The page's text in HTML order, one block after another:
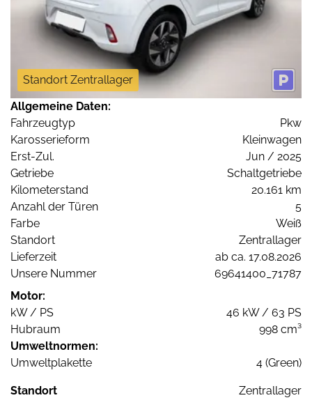
Standort Zentrallager
Allgemeine Daten:
Fahrzeugtyp
Pkw
Karosserieform
Kleinwagen
Erst-Zul.
Jun / 2025
Getriebe
Schaltgetriebe
Kilometerstand
20.161 km
Anzahl der Türen
5
Farbe
Weiß
Standort
Zentrallager
Lieferzeit
ab ca. 17.08.2026
Unsere Nummer
69641400_71787
Motor:
kW / PS
46 kW / 63 PS
Hubraum
998 cm³
Umweltnormen:
Umweltplakette
4 (Green)
Standort Zentrallager